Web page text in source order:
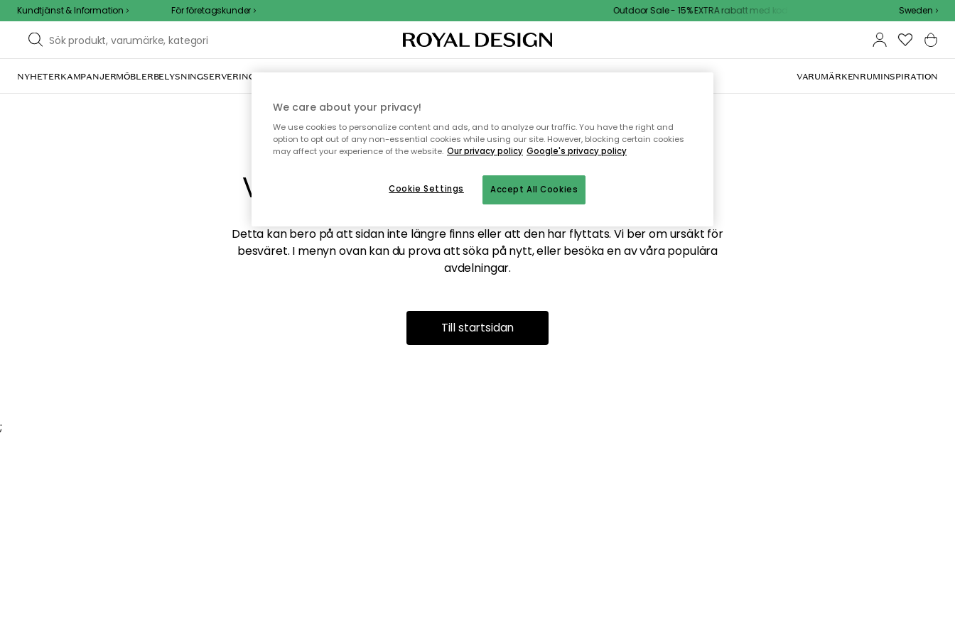
Kundtjänst & Information För företagskunder Outdoor Sale - 15% EXTRA rabatt med kod Sweden
NYHETERKAMPANJERMÖBLERBELYSNINGSERVERING INREDNINGTEXTIL & MATTORKÖKETFÖRVARINGUTEMÖBLER VARUMÄRKENRUMINSPIRATION
Vi hittar tyvärr inte sidan du söker
Detta kan bero på att sidan inte längre finns eller att den har flyttats. Vi ber om ursäkt för
besväret. I menyn ovan kan du prova att söka på nytt, eller besöka en av våra populära
avdelningar.
Till startsidan
;
We care about your privacy!
We use cookies to personalize content and ads, and to analyze our traffic. You have the right and
option to opt out of any non-essential cookies while using our site. However, blocking certain cookies
may affect your experience of the website. Our privacy policy Google's privacy policy
Accept All Cookies
Cookie Settings